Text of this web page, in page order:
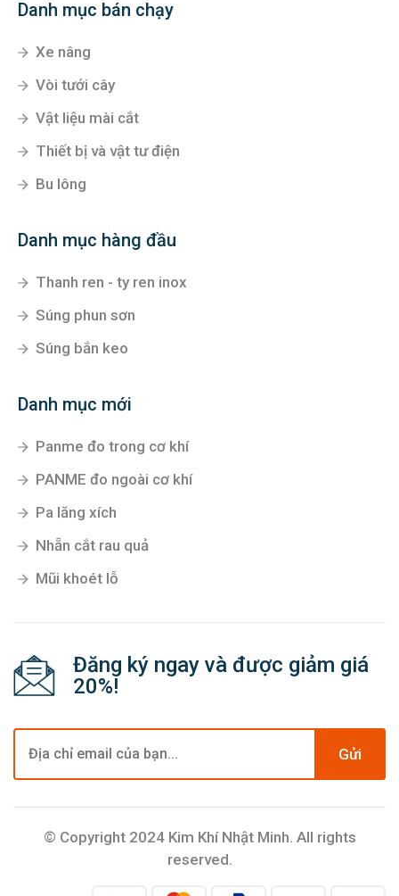
Danh mục bán chạy
Xe nâng
Vòi tưới cây
Vật liệu mài cắt
Thiết bị và vật tư điện
Bu lông
Danh mục hàng đầu
Thanh ren - ty ren inox
Súng phun sơn
Súng bắn keo
Danh mục mới
Panme đo trong cơ khí
PANME đo ngoài cơ khí
Pa lăng xích
Nhẵn cắt rau quả
Mũi khoét lỗ
Đăng ký ngay và được giảm giá
20%!
Gửi
© Copyright 2024 Kim Khí Nhật Minh. All rights
reserved.